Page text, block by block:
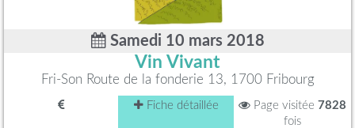
Samedi 10 mars 2018
Vin Vivant
Fri-Son Route de la fonderie 13, 1700 Fribourg
Fiche détaillée Page visitée 7828
fois